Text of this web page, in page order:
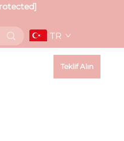
TR
Teklif Alın